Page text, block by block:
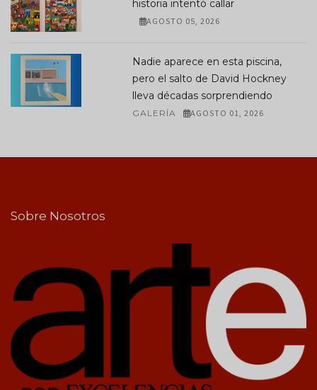
historia intentó callar
AGOSTO 05, 2026
Nadie aparece en esta piscina,
pero el salto de David Hockney
lleva décadas sorprendiendo
GALERÍA AGOSTO 01, 2026
Sobre Nosotros